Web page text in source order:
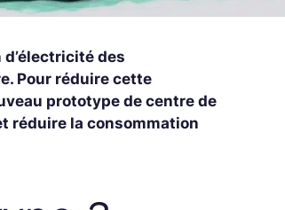
des
Pour réduire cette
prototype de centre de
réduire la consommation